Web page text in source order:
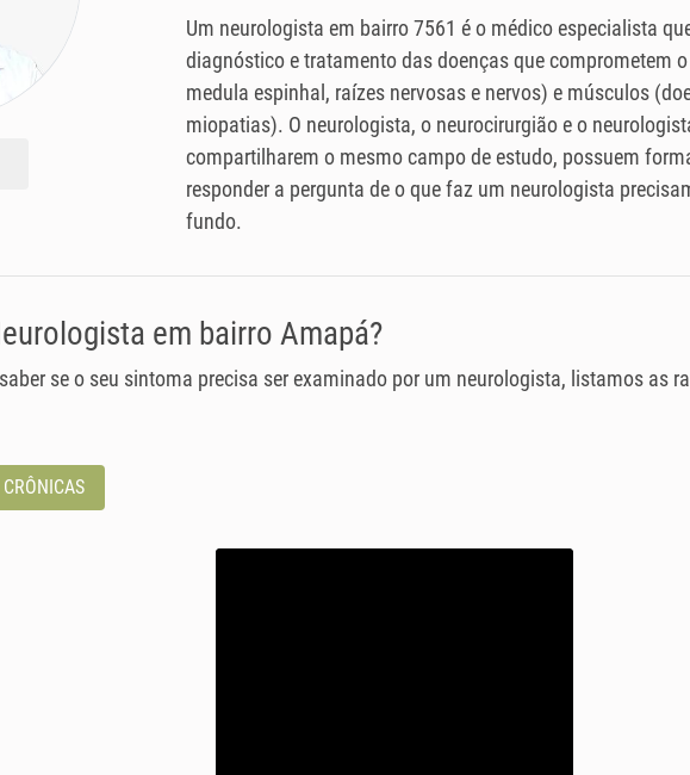
Um neurologista em bairro 7561 é o médico especialista
diagnóstico e tratamento das doenças que comprometem
medula espinhal, raízes nervosas e nervos) e músculos
miopatias). O neurologista, o neurocirurgião e o
compartilharem o mesmo campo de estudo, possuem
responder a pergunta de o que faz um neurologista
fundo.
em bairro Amapá?
se o seu sintoma precisa ser examinado por um neurologista, listamos as
CRÔNICAS